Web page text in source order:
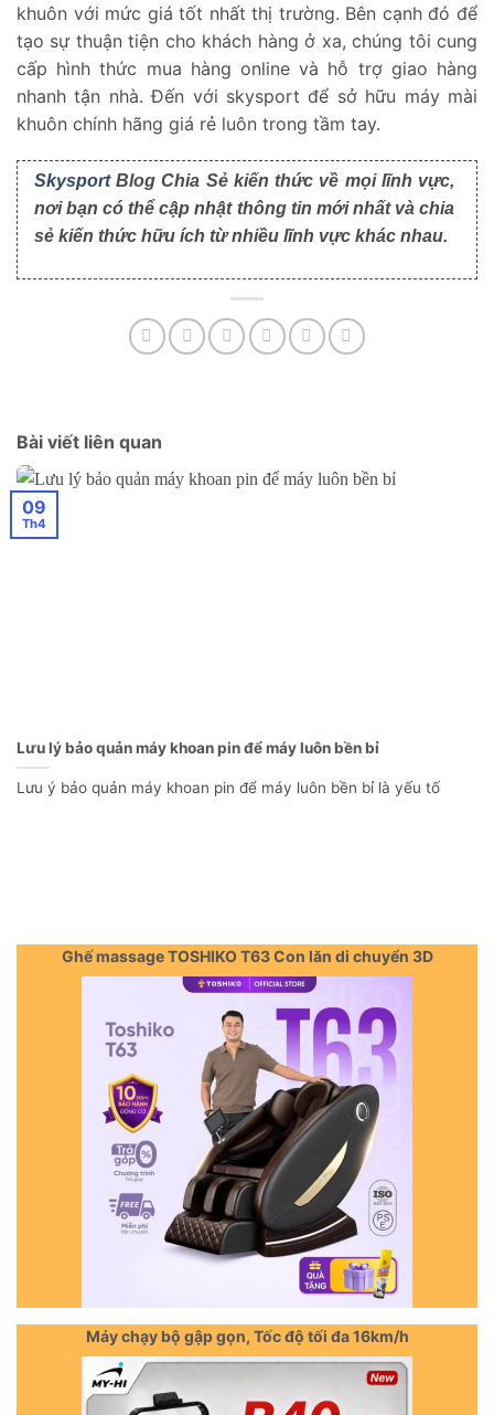
khuôn với mức giá tốt nhất thị trường. Bên cạnh đó để
tạo sự thuận tiện cho khách hàng ở xa, chúng tôi cung
cấp hình thức mua hàng online và hỗ trợ giao hàng
nhanh tận nhà. Đến với skysport để sở hữu máy mài
khuôn chính hãng giá rẻ luôn trong tầm tay.
SkysportBlog Chia Sẻ kiến thức về mọi lĩnh vực,
nơi bạn có thể cập nhật thông tin mới nhất và chia
sẻ kiến thức hữu ích từ nhiều lĩnh vực khác nhau.
Bài viết liên quan
Lưu lý bảo quản máy khoan pin để máy luôn bền bỉ
Lưu ý bảo quản máy khoan pin để máy luôn bền bỉ là yếu tố
09
Th4
Ghế massage TOSHIKO T63 Con lăn di chuyển 3D
Máy chạy bộ gập gọn, Tốc độ tối đa 16km/h